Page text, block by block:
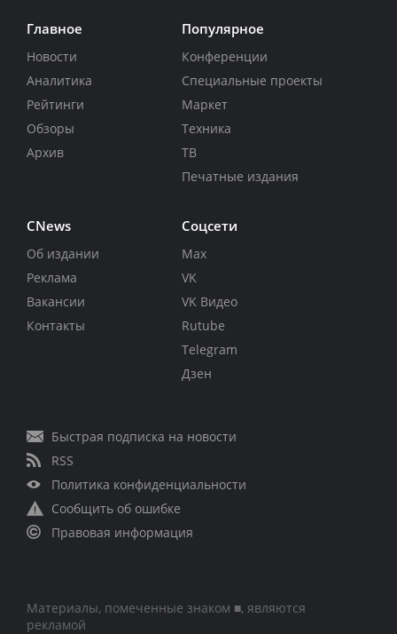
Главное
Новости
Аналитика
Рейтинги
Обзоры
Архив
Популярное
Конференции
Специальные проекты
Маркет
Техника
ТВ
Печатные издания
CNews
Об издании
Реклама
Вакансии
Контакты
Соцсети
Max
VK
VK Видео
Rutube
Telegram
Дзен
Быстрая подписка на новости
RSS
Политика конфиденциальности
Сообщить об ошибке
Правовая информация
Материалы, помеченные знаком ■, являются
рекламой